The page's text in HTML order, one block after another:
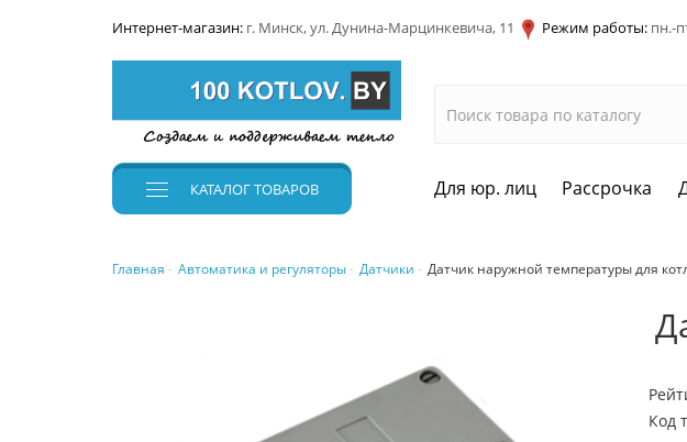
Интернет-магазин: г. Минск, ул. Дунина-Марцинкевича, 11 Режим работы: пн.-
КАТАЛОГТОВАРОВ Для юр. лиц Рассрочка
Главная Автоматика и регуляторы Датчики Датчик наружной температуры для
Код